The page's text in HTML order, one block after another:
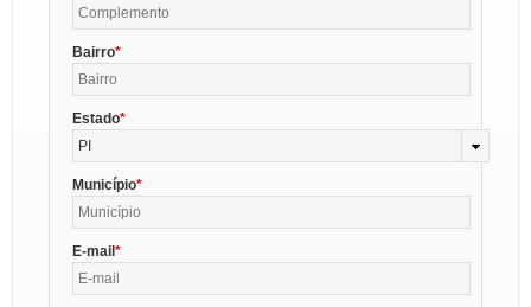
Bairro
Estado
PI
Município
E-mail